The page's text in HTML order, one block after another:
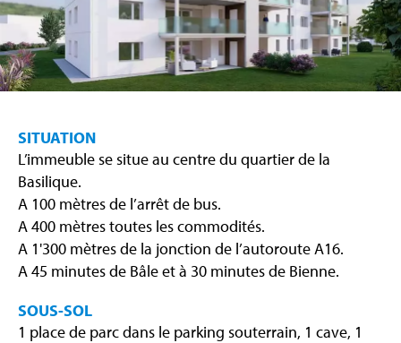
SITUATION
L’immeuble se situe au centre du quartier de la
Basilique.
A 100 mètres de l’arrêt de bus.
A 400 mètres toutes les commodités.
A 1'300 mètres de la jonction de l’autoroute A16.
A 45 minutes de Bâle et à 30 minutes de Bienne.
SOUS-SOL
1 place de parc dans le parking souterrain, 1 cave, 1